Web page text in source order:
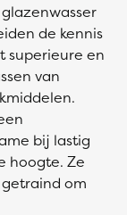
de kennis
superieure en
van
bij lastig
hoogte. Ze
om